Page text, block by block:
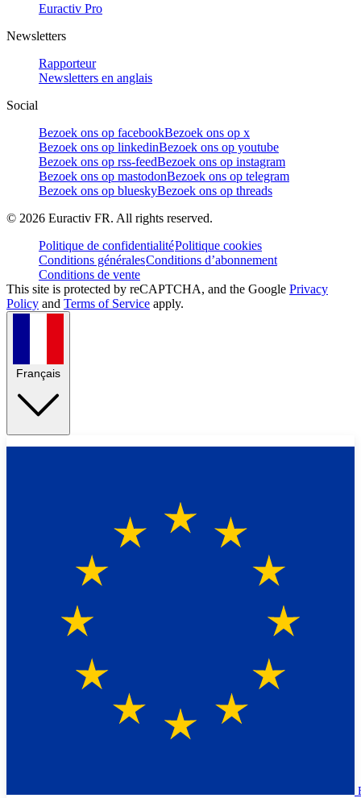
Euractiv Pro
Newsletters
Rapporteur
Newsletters en anglais
Social
Bezoek ons op facebookBezoek ons op x
Bezoek ons op linkedinBezoek ons op youtube
Bezoek ons op rss-feedBezoek ons op instagram
Bezoek ons op mastodonBezoek ons op telegram
Bezoek ons op blueskyBezoek ons op threads
© 2026 Euractiv FR. All rights reserved.
Politique de confidentialitéPolitique cookies
Conditions généralesConditions d’abonnement
Conditions de vente
This site is protected by reCAPTCHA, and the Google Privacy
Policy and Terms of Service apply.
Français